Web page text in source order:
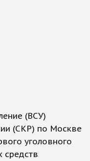
(ВСУ)
(СКР) по Москве
уголовного